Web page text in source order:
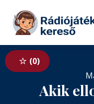
Tovább a tartalomhoz
0
Akik